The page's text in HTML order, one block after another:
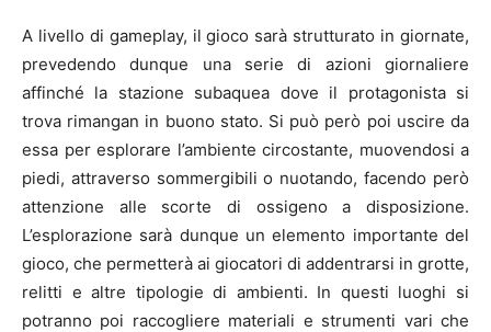
A livello di gameplay, il gioco sarà strutturato in giornate,
prevedendo dunque una serie di azioni giornaliere
affinché la stazione subaquea dove il protagonista si
trova rimangan in buono stato. Si può però poi uscire da
essa per esplorare l’ambiente circostante, muovendosi a
piedi, attraverso sommergibili o nuotando, facendo però
attenzione alle scorte di ossigeno a disposizione.
L’esplorazione sarà dunque un elemento importante del
gioco, che permetterà ai giocatori di addentrarsi in grotte,
relitti e altre tipologie di ambienti. In questi luoghi si
potranno poi raccogliere materiali e strumenti vari che